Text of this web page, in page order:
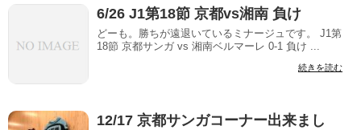
6/26 J1第18節 京都vs湘南 負け
どーも。勝ちが遠退いているミナージュです。 J1第
18節 京都サンガ vs 湘南ベルマーレ 0-1 負け ...
続きを読む
12/17 京都サンガコーナー出来まし